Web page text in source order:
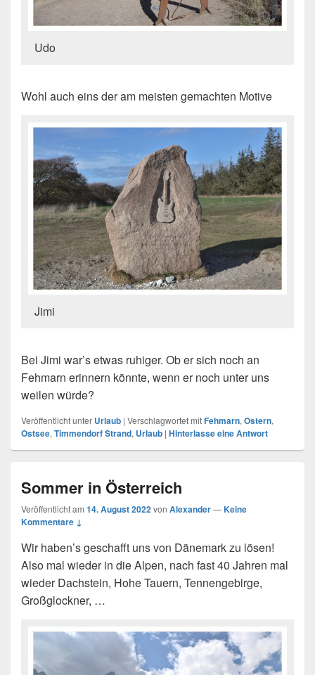
Udo
Wohl auch eins der am meisten gemachten Motive
Jimi
Bei Jimi war’s etwas ruhiger. Ob er sich noch an
Fehmarn erinnern könnte, wenn er noch unter uns
weilen würde?
Veröffentlicht unter Urlaub | Verschlagwortet mitFehmarn, Ostern,
Ostsee, Timmendorf Strand, Urlaub | Hinterlasse eine Antwort
Sommer in Österreich
Veröffentlicht am 14. August 2022von Alexander—Keine
Kommentare ↓
Wir haben’s geschafft uns von Dänemark zu lösen!
Also mal wieder in die Alpen, nach fast 40 Jahren mal
wieder Dachstein, Hohe Tauern, Tennengebirge,
Großglockner, …